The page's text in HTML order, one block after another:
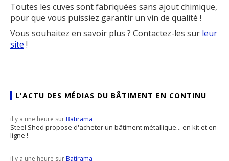
Toutes les cuves sont fabriquées sans ajout chimique,
pour que vous puissiez garantir un vin de qualité !
Vous souhaitez en savoir plus ? Contactez-les sur leur
site !
L'ACTU DES MÉDIAS DU BÂTIMENT EN CONTINU
il y a une heure surBatirama
Steel Shed propose d'acheter un bâtiment métallique... en kit et en
ligne !
il y a une heure surBatirama